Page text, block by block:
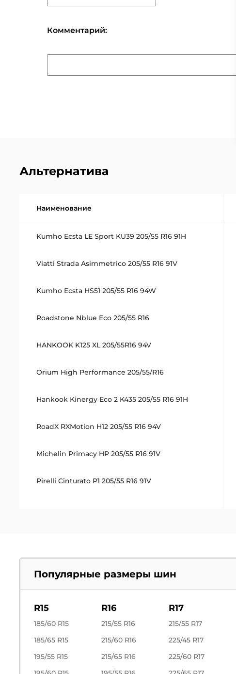
Комментарий:
Альтернатива
Наименование
Kumho Ecsta LE Sport KU39 205/55 R16 91H
Viatti Strada Asimmetrico 205/55 R16 91V
Kumho Ecsta HS51 205/55 R16 94W
Roadstone Nblue Eco 205/55 R16
HANKOOK K125 XL 205/55R16 94V
Orium High Performance 205/55/R16
Hankook Kinergy Eco 2 K435 205/55 R16 91H
RoadX RXMotion H12 205/55 R16 94V
Michelin Primacy HP 205/55 R16 91V
Pirelli Cinturato P1 205/55 R16 91V
Популярные размеры шин
R15
185/60 R15
185/65 R15
195/55 R15
R16
215/55 R16
215/60 R16
215/65 R16
R17
215/55 R17
225/45 R17
225/60 R17